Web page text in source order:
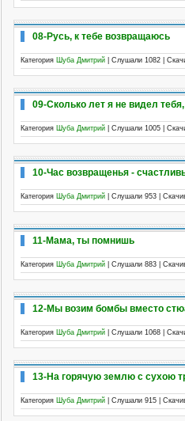
08-Русь, к тебе возвращаюсь
Категория Шуба Дмитрий | Слушали 1082 |
09-Сколько лет я не видел
Категория Шуба Дмитрий | Слушали 1005 |
10-Час возвращенья -
Категория Шуба Дмитрий | Слушали 953 |
11-Мама, ты помнишь
Категория Шуба Дмитрий | Слушали 883 |
12-Мы возим бомбы вместо
Категория Шуба Дмитрий | Слушали 1068 |
13-На горячую землю с сухою
Категория Шуба Дмитрий | Слушали 915 |